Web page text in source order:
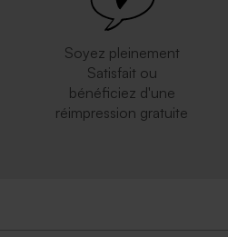
Soyez pleinement
Satisfait ou
bénéficiez d'une
réimpression gratuite